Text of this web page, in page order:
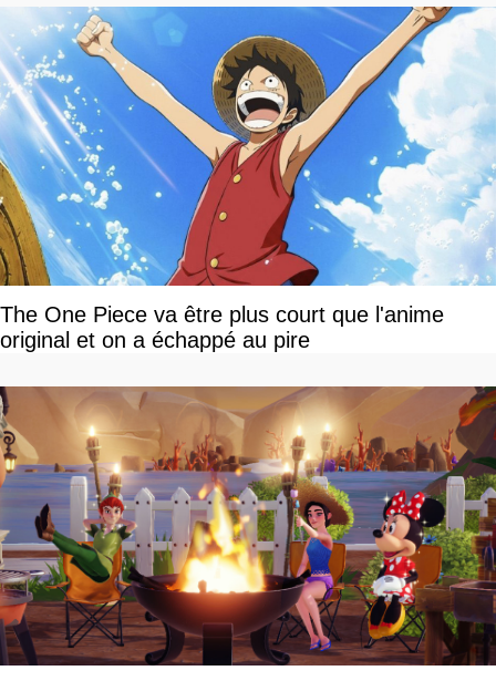
The One Piece va être plus court que l'anime
original et on a échappé au pire